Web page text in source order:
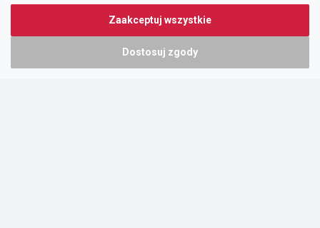
Zaakceptuj wszystkie
Dostosuj zgody